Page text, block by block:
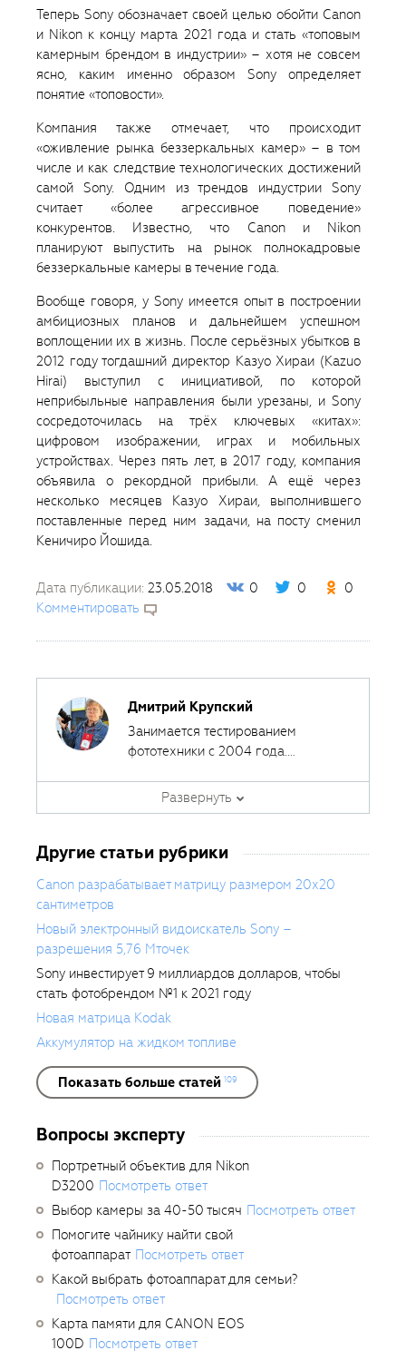
Теперь Sony обозначает своей целью обойти Canon
и Nikon к концу марта 2021 года и стать «топовым
камерным брендом в индустрии» – хотя не совсем
ясно, каким именно образом Sony определяет
понятие «топовости».
Компания также отмечает, что происходит
«оживление рынка беззеркальных камер» – в том
числе и как следствие технологических достижений
самой Sony. Одним из трендов индустрии Sony
считает «более агрессивное поведение»
конкурентов. Известно, что Canon и Nikon
планируют выпустить на рынок полнокадровые
беззеркальные камеры в течение года.
Вообще говоря, у Sony имеется опыт в построении
амбициозных планов и дальнейшем успешном
воплощении их в жизнь. После серьёзных убытков в
2012 году тогдашний директор Казуо Хираи (Kazuo
Hirai) выступил с инициативой, по которой
неприбыльные направления были урезаны, и Sony
сосредоточилась на трёх ключевых «китах»:
цифровом изображении, играх и мобильных
устройствах. Через пять лет, в 2017 году, компания
объявила о рекордной прибыли. А ещё через
несколько месяцев Казуо Хираи, выполнившего
поставленные перед ним задачи, на посту сменил
Кеничиро Йошида.
Дата публикации: 23.05.2018 0 0
0
Комментировать
Дмитрий Крупский
Занимается тестированием
фототехники с 2004 года.
печатными и интернет-изданиями,
за эти годы сделал около 400
Развернуть
Другие статьи рубрики
Canon разрабатывает матрицу размером 20х20
сантиметров
Новый электронный видоискатель Sony –
разрешения 5,76 Мточек
Sony инвестирует 9 миллиардов долларов, чтобы
стать фотобрендом №1 к 2021 году
Новая матрица Kodak
Аккумулятор на жидком топливе
Показать больше статей 109
Вопросы эксперту
Портретный объектив для Nikon
D3200 Посмотреть ответ
Выбор камеры за 40-50 тысяч Посмотреть ответ
Помогите чайнику найти свой
фотоаппарат Посмотреть ответ
Какой выбрать фотоаппарат для семьи?
Посмотреть ответ
Карта памяти для CANON EOS
100D Посмотреть ответ